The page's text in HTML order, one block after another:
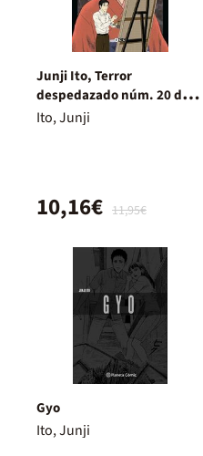
Junji Ito, Terror
despedazado núm. 20 de
28 - Indigno de ser humano
Ito, Junji
11,95€
10,16€
Gyo
Ito, Junji